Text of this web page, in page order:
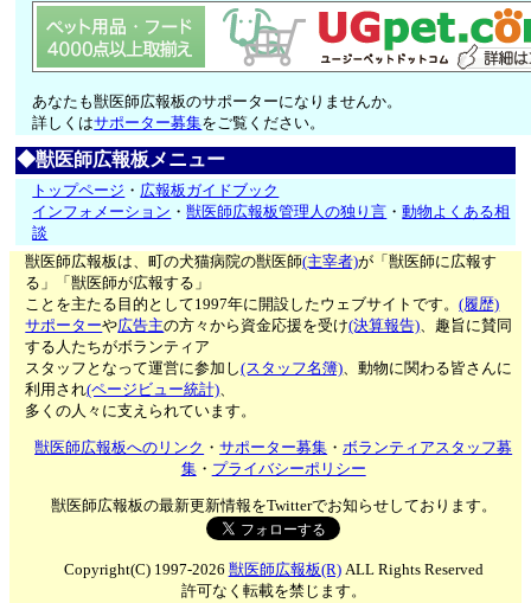
あなたも獣医師広報板のサポーターになりませんか。
詳しくはサポーター募集をご覧ください。
◆獣医師広報板メニュー
トップページ ・ 広報板ガイドブック
インフォメーション ・獣医師広報板管理人の独り言 ・動物よくある相
談
獣医師広報板は、町の犬猫病院の獣医師(主宰者)が「獣医師に広報す
る」「獣医師が広報する」
ことを主たる目的として1997年に開設したウェブサイトです。(履歴)
サポーターや広告主の方々から資金応援を受け(決算報告)、趣旨に賛同
する人たちがボランティア
スタッフとなって運営に参加し(スタッフ名簿)、動物に関わる皆さんに
利用され(ページビュー統計)、
多くの人々に支えられています。
獣医師広報板へのリンク ・サポーター募集 ・ボランティアスタッフ募
集・ プライバシーポリシー
獣医師広報板の最新更新情報をTwitterでお知らせしております。
Copyright(C) 1997-2026 獣医師広報板(R)ALL Rights Reserved
許可なく転載を禁じます。